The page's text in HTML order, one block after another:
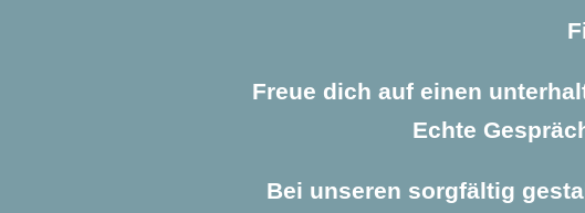
Freue dich auf einen
Echte
Bei unseren sorgfältig